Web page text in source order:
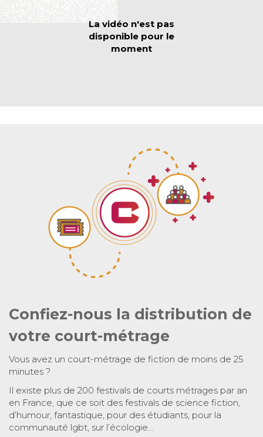
Confiez-nous la distribution de
votre court-métrage
Vous avez un court-métrage de fiction de moins de 25
minutes ?
Il existe plus de 200 festivals de courts métrages par an
en France, que ce soit des festivals de science fiction,
d’humour, fantastique, pour des étudiants, pour la
communauté lgbt, sur l’écologie…